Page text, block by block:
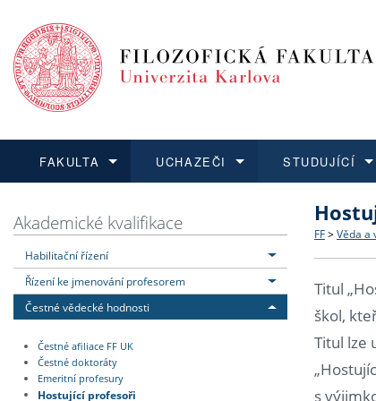
FAKULTA
Dozvědět se více
UCHAZEČI
Podat přihlášku
Co
STUDUJÍCÍ
Dozvědět se více
Dozvědět se více
O
Dozvědět se více
Akademické kvalifikace
Habilitační řízení
Řízení ke jmenování profesorem
Čestné vědecké hodnosti
Čestné afiliace FF UK
Čestné doktoráty
Emeritní profesury
Hostující profesoři
FF > Věda a
Titul
škol,
Titul lze
s